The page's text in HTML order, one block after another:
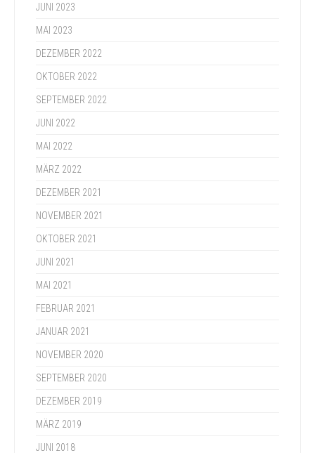
JUNI 2023
MAI 2023
DEZEMBER 2022
OKTOBER 2022
SEPTEMBER 2022
JUNI 2022
MAI 2022
MÄRZ 2022
DEZEMBER 2021
NOVEMBER 2021
OKTOBER 2021
JUNI 2021
MAI 2021
FEBRUAR 2021
JANUAR 2021
NOVEMBER 2020
SEPTEMBER 2020
DEZEMBER 2019
MÄRZ 2019
JUNI 2018